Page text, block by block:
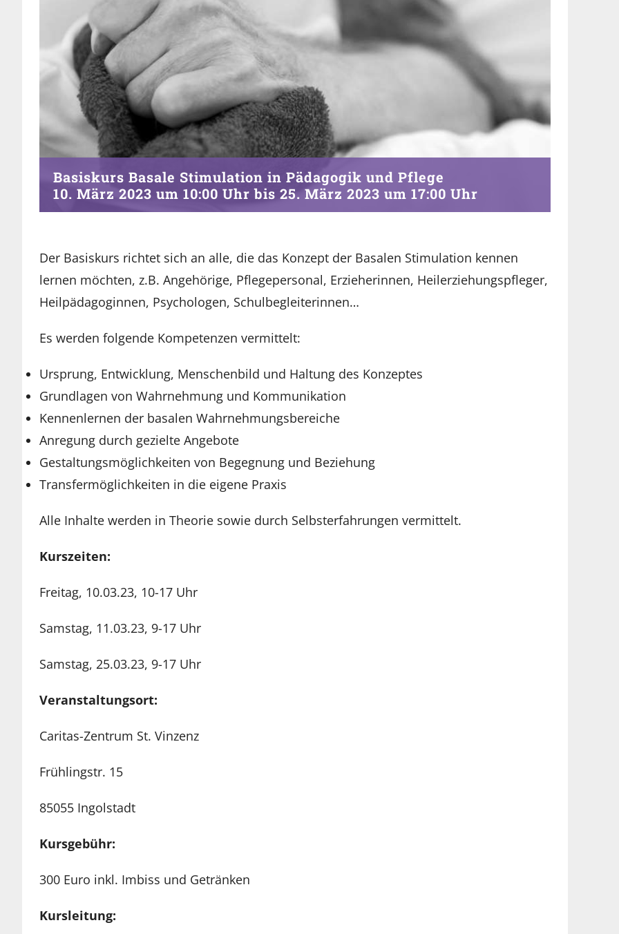
Basiskurs Basale Stimulation in Pädagogik und Pflege
10. März 2023 um 10:00 Uhr bis 25. März 2023 um 17:00 Uhr
Der Basiskurs richtet sich an alle, die das Konzept der Basalen Stimulation kennen
lernen möchten, z.B. Angehörige, Pflegepersonal, Erzieherinnen, Heilerziehungspfleger,
Heilpädagoginnen, Psychologen, Schulbegleiterinnen…
Es werden folgende Kompetenzen vermittelt:
Ursprung, Entwicklung, Menschenbild und Haltung des Konzeptes
Grundlagen von Wahrnehmung und Kommunikation
Kennenlernen der basalen Wahrnehmungsbereiche
Anregung durch gezielte Angebote
Gestaltungsmöglichkeiten von Begegnung und Beziehung
Transfermöglichkeiten in die eigene Praxis
Alle Inhalte werden in Theorie sowie durch Selbsterfahrungen vermittelt.
Kurszeiten:
Freitag, 10.03.23, 10-17 Uhr
Samstag, 11.03.23, 9-17 Uhr
Samstag, 25.03.23, 9-17 Uhr
Veranstaltungsort:
Caritas-Zentrum St. Vinzenz
Frühlingstr. 15
85055 Ingolstadt
Kursgebühr:
300 Euro inkl. Imbiss und Getränken
Kursleitung: